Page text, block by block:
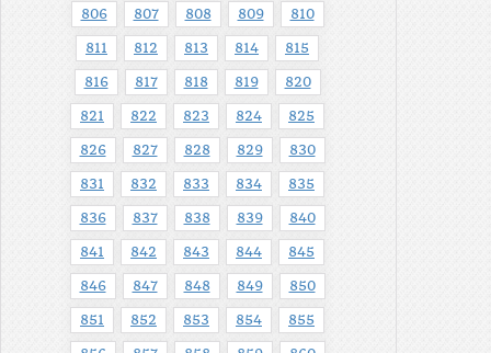
806 807 808 809 810
811 812 813 814 815
816 817 818 819 820
821 822 823 824 825
826 827 828 829 830
831 832 833 834 835
836 837 838 839 840
841 842 843 844 845
846 847 848 849 850
851 852 853 854 855